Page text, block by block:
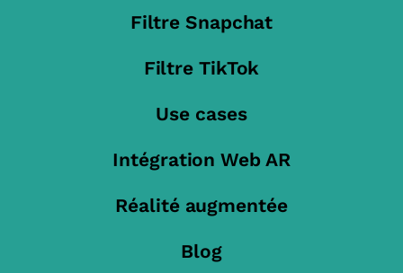
Filtre Snapchat
Filtre TikTok
Use cases
Intégration Web AR
Réalité augmentée
Blog